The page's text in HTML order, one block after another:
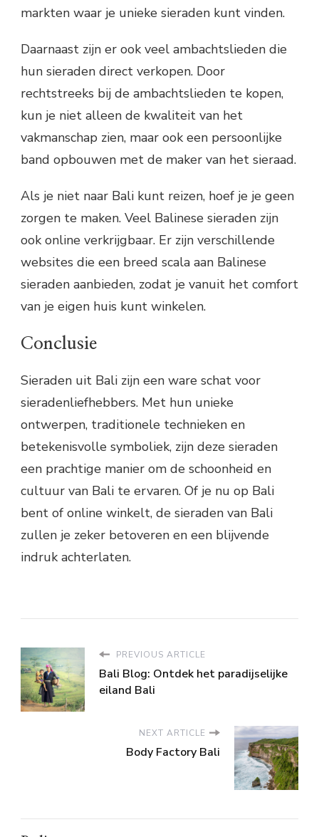
markten waar je unieke sieraden kunt vinden.
Daarnaast zijn er ook veel ambachtslieden die
hun sieraden direct verkopen. Door
rechtstreeks bij de ambachtslieden te kopen,
kun je niet alleen de kwaliteit van het
vakmanschap zien, maar ook een persoonlijke
band opbouwen met de maker van het sieraad.
Als je niet naar Bali kunt reizen, hoef je je geen
zorgen te maken. Veel Balinese sieraden zijn
ook online verkrijgbaar. Er zijn verschillende
websites die een breed scala aan Balinese
sieraden aanbieden, zodat je vanuit het comfort
van je eigen huis kunt winkelen.
Conclusie
Sieraden uit Bali zijn een ware schat voor
sieradenliefhebbers. Met hun unieke
ontwerpen, traditionele technieken en
betekenisvolle symboliek, zijn deze sieraden
een prachtige manier om de schoonheid en
cultuur van Bali te ervaren. Of je nu op Bali
bent of online winkelt, de sieraden van Bali
zullen je zeker betoveren en een blijvende
indruk achterlaten.
PREVIOUS ARTICLE
Bali Blog: Ontdek het paradijselijke
eiland Bali
NEXT ARTICLE
Body Factory Bali